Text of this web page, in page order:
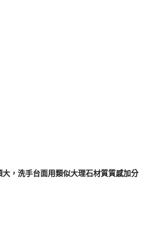
，洗手台面用類似大理石材質質感加分